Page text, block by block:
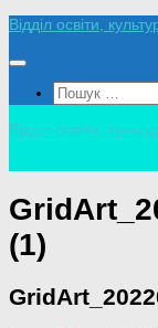
Skip
content
Відділ освіти,
Пошук:
Відділ освіти,
(1)